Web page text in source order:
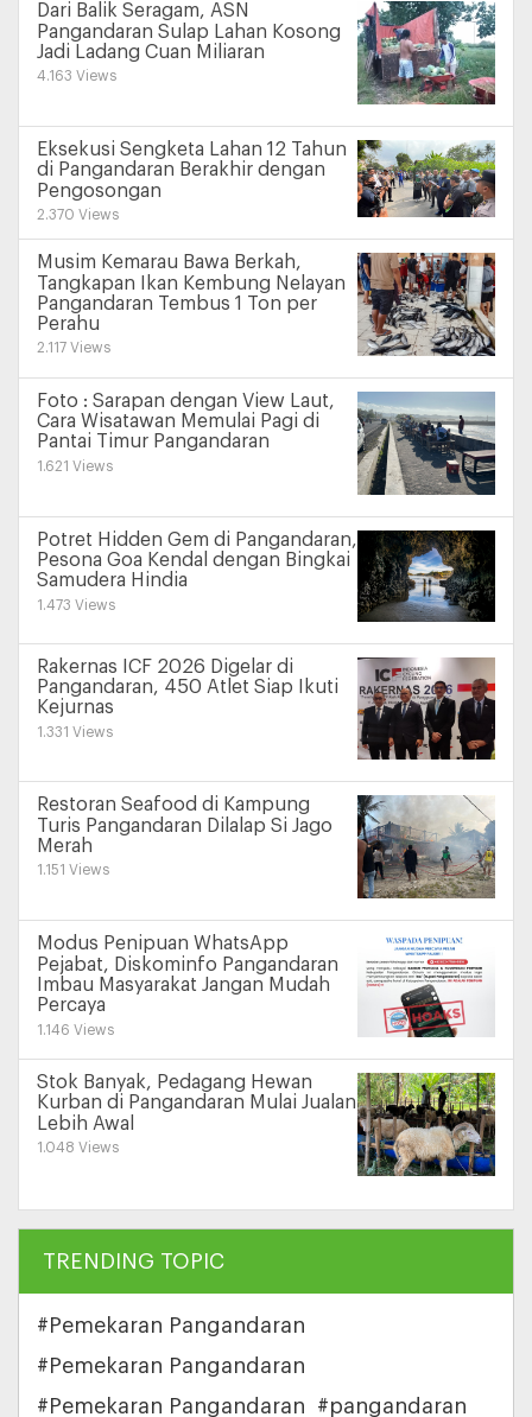
Dari Balik Seragam, ASN
Pangandaran Sulap Lahan Kosong
Jadi Ladang Cuan Miliaran
4.163 Views
Eksekusi Sengketa Lahan 12 Tahun
di Pangandaran Berakhir dengan
Pengosongan
2.370 Views
Musim Kemarau Bawa Berkah,
Tangkapan Ikan Kembung Nelayan
Pangandaran Tembus 1 Ton per
Perahu
2.117 Views
Foto : Sarapan dengan View Laut,
Cara Wisatawan Memulai Pagi di
Pantai Timur Pangandaran
1.621 Views
Potret Hidden Gem di Pangandaran,
Pesona Goa Kendal dengan Bingkai
Samudera Hindia
1.473 Views
Rakernas ICF 2026 Digelar di
Pangandaran, 450 Atlet Siap Ikuti
Kejurnas
1.331 Views
Restoran Seafood di Kampung
Turis Pangandaran Dilalap Si Jago
Merah
1.151 Views
Modus Penipuan WhatsApp
Pejabat, Diskominfo Pangandaran
Imbau Masyarakat Jangan Mudah
Percaya
1.146 Views
Stok Banyak, Pedagang Hewan
Kurban di Pangandaran Mulai Jualan
Lebih Awal
1.048 Views
TRENDING TOPIC
#Pemekaran Pangandaran
#Pemekaran Pangandaran
#Pemekaran Pangandaran
#pangandaran